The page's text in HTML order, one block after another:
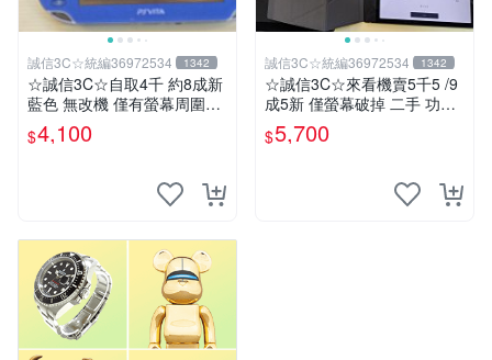
誠信3C☆統編36972534 1342
☆誠信3C☆自取4千 約8成新
藍色 無改機 僅有螢幕周圍老
化 功能正常 SONY PSV VITA
主機1000 型 二手功能正常
$4,100
誠信3C☆統編36972534 1342
☆誠信3C☆來看機賣5千5 /9
成5新 僅螢幕破掉 二手 功能
正常 閱讀器 電子書 文石 BO
OX Note Air 3C 也可用各式
$5,700